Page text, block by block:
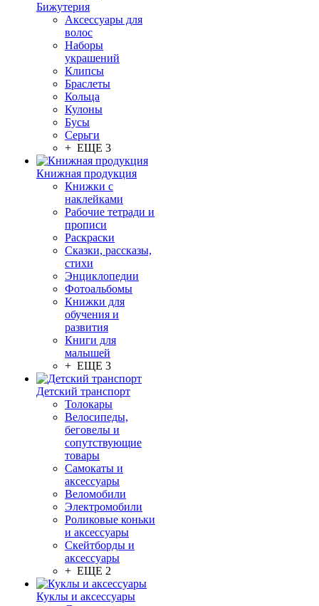
Бижутерия
Аксессуары для
волос
Наборы
украшений
Клипсы
Браслеты
Кольца
Кулоны
Бусы
Серьги
+ ЕЩЕ 3
Книжная продукция
Книжки с
наклейками
Рабочие тетради и
прописи
Раскраски
Сказки, рассказы,
стихи
Энциклопедии
Фотоальбомы
Книжки для
обучения и
развития
Книги для
малышей
+ ЕЩЕ 3
Детский транспорт
Толокары
Велосипеды,
беговелы и
сопутствующие
товары
Самокаты и
аксессуары
Веломобили
Электромобили
Роликовые коньки
и аксессуары
Скейтборды и
аксессуары
+ ЕЩЕ 2
Куклы и аксессуары